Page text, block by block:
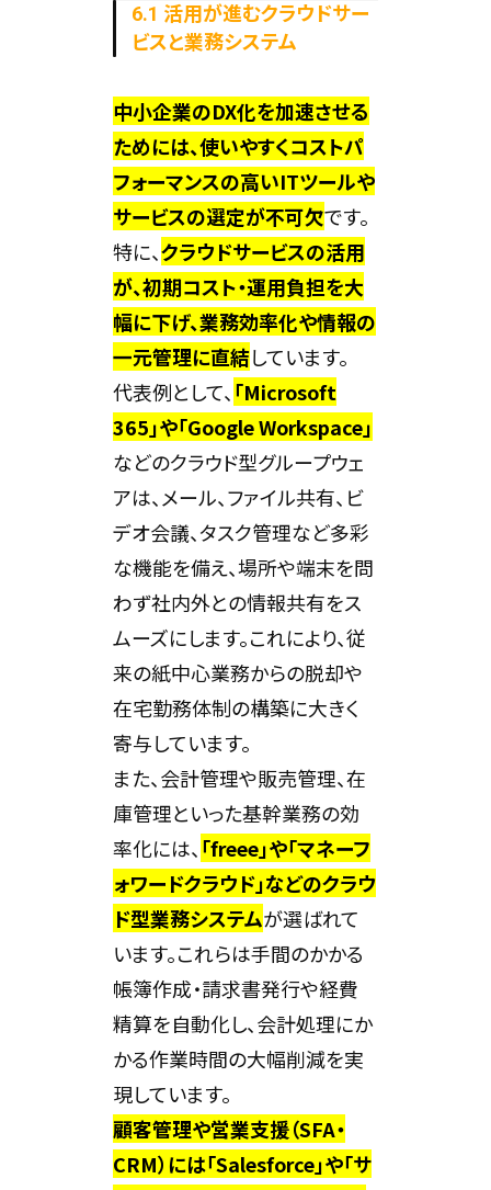
6.1 活用が進むクラウドサー
ビスと業務システム
中小企業のDX化を加速させる
ためには、使いやすくコストパ
フォーマンスの高いITツールや
サービスの選定が不可欠です。
特に、クラウドサービスの活用
が、初期コスト・運用負担を大
幅に下げ、業務効率化や情報の
一元管理に直結しています。
代表例として、 「Microsoft
365」や「Google Workspace」
などのクラウド型グループウェ
アは、メール、ファイル共有、ビ
デオ会議、タスク管理など多彩
な機能を備え、場所や端末を問
わず社内外との情報共有をス
ムーズにします。これにより、従
来の紙中心業務からの脱却や
在宅勤務体制の構築に大きく
寄与しています。
また、会計管理や販売管理、在
庫管理といった基幹業務の効
率化には、 「freee」や「マネーフ
ォワードクラウド」などのクラウ
ド型業務システムが選ばれて
います。これらは手間のかかる
帳簿作成・請求書発行や経費
精算を自動化し、会計処理にか
かる作業時間の大幅削減を実
現しています。
顧客管理や営業支援（SFA・
CRM）には「Salesforce」や「サ